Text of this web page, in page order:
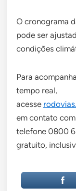
O cronograma
pode ser
condições
Para
tempo real,
acesse
em contato
telefone 0800
gratuito,